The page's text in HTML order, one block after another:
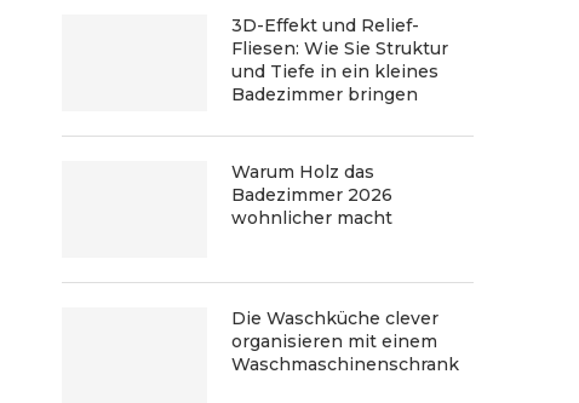
3D-Effekt und Relief-
Fliesen: Wie Sie Struktur
und Tiefe in ein kleines
Badezimmer bringen
Warum Holz das
Badezimmer 2026
wohnlicher macht
Die Waschküche clever
organisieren mit einem
Waschmaschinenschrank